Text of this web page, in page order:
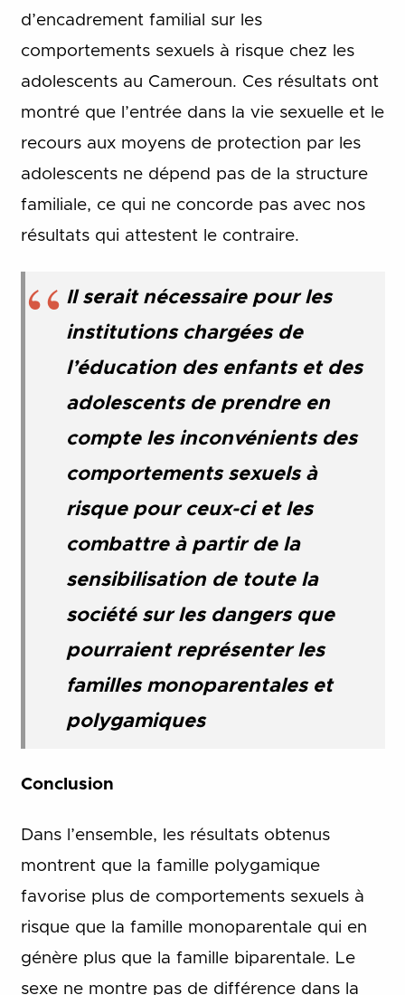
d’encadrement familial sur les
comportements sexuels à risque chez les
adolescents au Cameroun. Ces résultats ont
montré que l’entrée dans la vie sexuelle et le
recours aux moyens de protection par les
adolescents ne dépend pas de la structure
familiale, ce qui ne concorde pas avec nos
résultats qui attestent le contraire.
Il serait nécessaire pour les
institutions chargées de
l’éducation des enfants et des
adolescents de prendre en
compte les inconvénients des
comportements sexuels à
risque pour ceux-ci et les
combattre à partir de la
sensibilisation de toute la
société sur les dangers que
pourraient représenter les
familles monoparentales et
polygamiques
Conclusion
Dans l’ensemble, les résultats obtenus
montrent que la famille polygamique
favorise plus de comportements sexuels à
risque que la famille monoparentale qui en
génère plus que la famille biparentale. Le
sexe ne montre pas de différence dans la